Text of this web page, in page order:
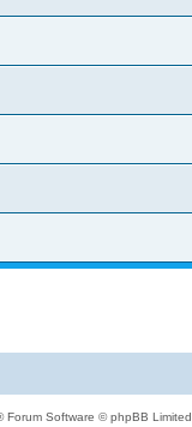
Forum Software © phpBB Limited